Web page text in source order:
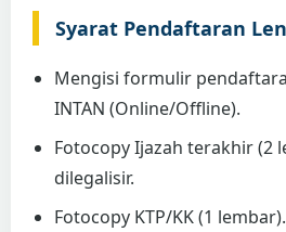
Syarat Pendaftaran
Mengisi formulir
INTAN (Online/Offline).
Fotocopy Ijazah terakhir (2
dilegalisir.
Fotocopy KTP/KK (1 lembar).